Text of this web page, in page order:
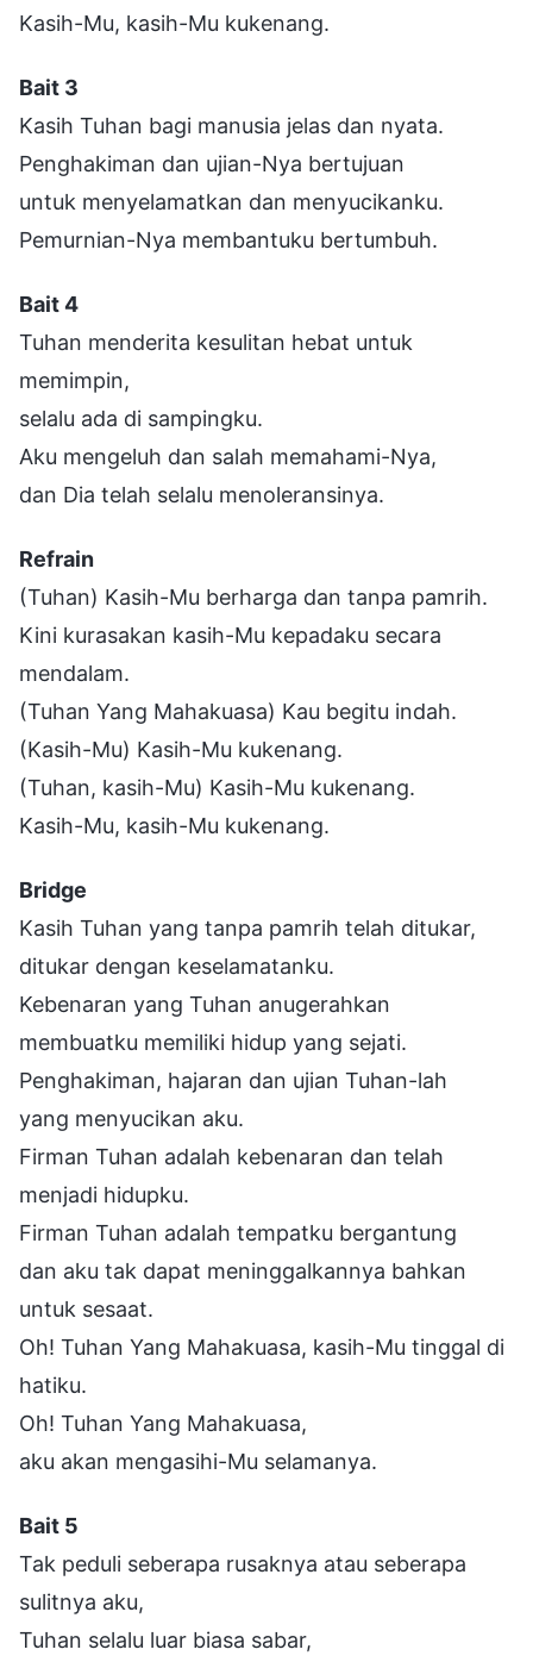
Kasih-Mu, kasih-Mu kukenang.
Bait 3
Kasih Tuhan bagi manusia jelas dan nyata.
Penghakiman dan ujian-Nya bertujuan
untuk menyelamatkan dan menyucikanku.
Pemurnian-Nya membantuku bertumbuh.
Bait 4
Tuhan menderita kesulitan hebat untuk
memimpin,
selalu ada di sampingku.
Aku mengeluh dan salah memahami-Nya,
dan Dia telah selalu menoleransinya.
Refrain
(Tuhan) Kasih-Mu berharga dan tanpa pamrih.
Kini kurasakan kasih-Mu kepadaku secara
mendalam.
(Tuhan Yang Mahakuasa) Kau begitu indah.
(Kasih-Mu) Kasih-Mu kukenang.
(Tuhan, kasih-Mu) Kasih-Mu kukenang.
Kasih-Mu, kasih-Mu kukenang.
Bridge
Kasih Tuhan yang tanpa pamrih telah ditukar,
ditukar dengan keselamatanku.
Kebenaran yang Tuhan anugerahkan
membuatku memiliki hidup yang sejati.
Penghakiman, hajaran dan ujian Tuhan-lah
yang menyucikan aku.
Firman Tuhan adalah kebenaran dan telah
menjadi hidupku.
Firman Tuhan adalah tempatku bergantung
dan aku tak dapat meninggalkannya bahkan
untuk sesaat.
Oh! Tuhan Yang Mahakuasa, kasih-Mu tinggal di
hatiku.
Oh! Tuhan Yang Mahakuasa,
aku akan mengasihi-Mu selamanya.
Bait 5
Tak peduli seberapa rusaknya atau seberapa
sulitnya aku,
Tuhan selalu luar biasa sabar,